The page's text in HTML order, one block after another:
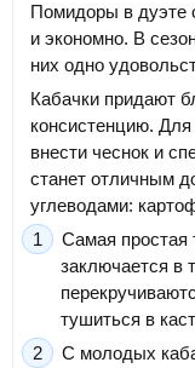
Помидоры в дуэте
и экономно. В
них одно
Кабачки придают
консистенцию.
внести чеснок и
станет отличным
углеводами:
Самая простая
заключается в
тушиться в
С молодых